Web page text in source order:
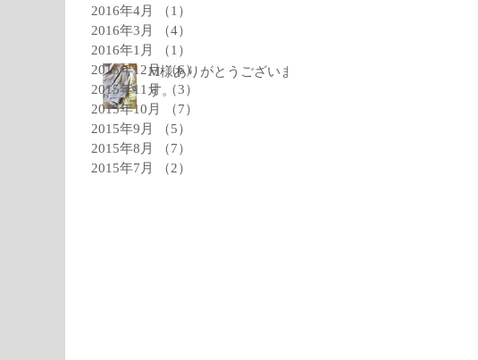
M様ありがとうございま
す。
2016年4月
（1）
2016年3月
（4）
2016年1月
（1）
2015年12月 （6） 6件の記事
2015年11月 （3）
2015年10月
（7）
2015年9月
（5）
2015年8月
（7）
2015年7月
（2）